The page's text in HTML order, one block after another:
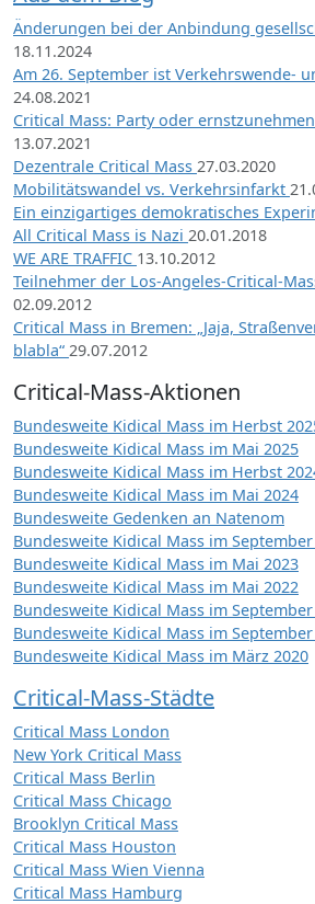
Änderungen bei der Anbindung
18.11.2024
Am 26. September ist Verkehrswende-
24.08.2021
Critical Mass: Party oder
13.07.2021
Dezentrale Critical Mass 27.03.2020
Mobilitätswandel vs. Verkehrsinfarkt
Ein einzigartiges demokratisches
All Critical Mass is Nazi 20.01.2018
WE ARE TRAFFIC 13.10.2012
Teilnehmer der Los-Angeles-Critical-
02.09.2012
Critical Mass in Bremen: „Jaja,
blabla“ 29.07.2012
Critical-Mass-Aktionen
Bundesweite Kidical Mass im Herbst
Bundesweite Kidical Mass im Mai 2025
Bundesweite Kidical Mass im Herbst
Bundesweite Kidical Mass im Mai 2024
Bundesweite Gedenken an Natenom
Bundesweite Kidical Mass im
Bundesweite Kidical Mass im Mai 2023
Bundesweite Kidical Mass im Mai 2022
Bundesweite Kidical Mass im September
Bundesweite Kidical Mass im
Bundesweite Kidical Mass im März 2020
Critical-Mass-Städte
Critical Mass London
New York Critical Mass
Critical Mass Berlin
Critical Mass Chicago
Brooklyn Critical Mass
Critical Mass Houston
Critical Mass Wien Vienna
Critical Mass Hamburg